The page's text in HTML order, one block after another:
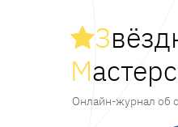
З
М
Онлайн-журнал об